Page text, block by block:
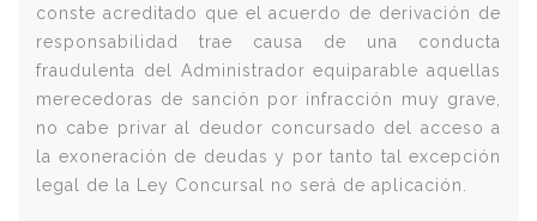
conste acreditado que el acuerdo de derivación de
responsabilidad trae causa de una conducta
fraudulenta del Administrador equiparable aquellas
merecedoras de sanción por infracción muy grave,
no cabe privar al deudor concursado del acceso a
la exoneración de deudas y por tanto tal excepción
legal de la Ley Concursal no será de aplicación.